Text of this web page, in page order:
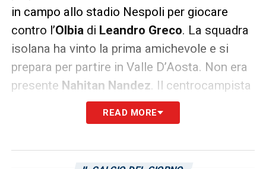
in campo allo stadio Nespoli per giocare
contro l’Olbia di Leandro Greco. La squadra
isolana ha vinto la prima amichevole e si
prepara per partire in Valle D’Aosta. Non era
presente Nahitan Nandez. Il centrocampista
uruguaiano è rimasto ad allenarsi al centro
sportivo di Asseminello. Come riporta
READ MORE